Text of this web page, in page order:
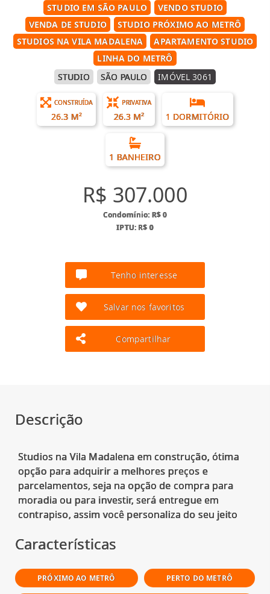
STUDIO EM SÃO PAULO
VENDO STUDIO
VENDA DE STUDIO
STUDIO PRÓXIMO AO METRÔ
STUDIOS NA VILA MADALENA
APARTAMENTO STUDIO
LINHA DO METRÔ
STUDIO
SÃO PAULO IMÓVEL 3061
CONSTRUÍDA
26.3 M²
PRIVATIVA
26.3 M² 1 DORMITÓRIO
1 BANHEIRO
R$ 307.000
Condomínio: R$ 0
IPTU: R$ 0
Tenho interesse
Salvar nos favoritos
Compartilhar
Descrição
Studios na Vila Madalena em construção, ótima
opção para adquirir a melhores preços e
parcelamentos, seja na opção de compra para
moradia ou para investir, será entregue em
Características
PRÓXIMO AO METRÔ PERTO DO METRÔ